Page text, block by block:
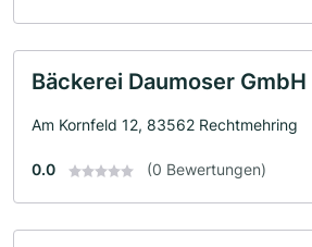
Bäckerei Daumoser GmbH
Am Kornfeld 12, 83562 Rechtmehring
0.0 (0 Bewertungen)